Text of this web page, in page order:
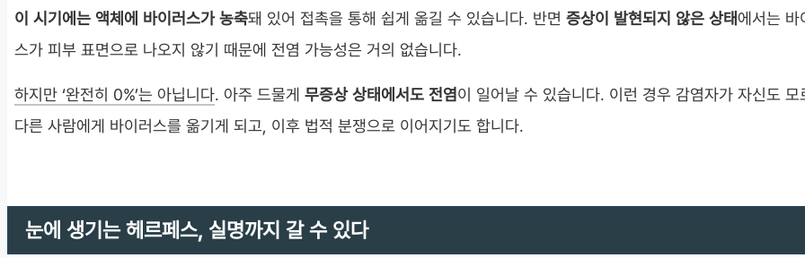
이 시기에는 액체에 바이러스가 농축돼 있어 접촉을 통해 쉽게 옮길 수 있습니다. 반면 증상이 발현되지 않은 상태에서는 바
스가 피부 표면으로 나오지 않기 때문에 전염 가능성은 거의 없습니다.
하지만 ‘완전히 0%’는 아닙니다. 아주 드물게 무증상 상태에서도 전염이 일어날 수 있습니다. 이런 경우 감염자가 자신도 모
다른 사람에게 바이러스를 옮기게 되고, 이후 법적 분쟁으로 이어지기도 합니다.
눈에 생기는 헤르페스, 실명까지 갈 수 있다